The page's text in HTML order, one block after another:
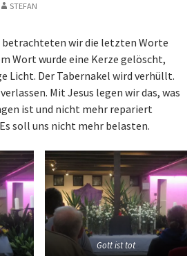
STEFAN
betrachteten wir die letzten Worte
Wort wurde eine Kerze gelöscht,
Licht. Der Tabernakel wird verhüllt.
Mit Jesus legen wir das, was
ist und nicht mehr repariert
soll uns nicht mehr belasten.
Gott ist tot